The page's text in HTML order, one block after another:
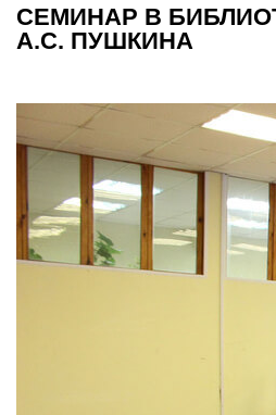
СЕМИНАР В
А.С. ПУШКИНА